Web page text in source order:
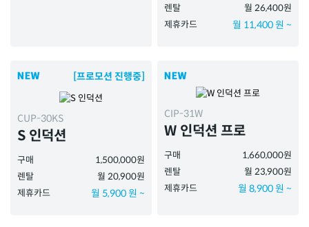
렌탈
월 26,400원
제휴카드
월 11,400 원 ~
[프로모션 진행중]
CUP-30KS
S 인덕션
구매
1,500,000원
렌탈
월 20,900원
제휴카드
월 5,900 원 ~
CIP-31W
W 인덕션 프로
구매
1,660,000원
렌탈
월 23,900원
제휴카드
월 8,900 원 ~